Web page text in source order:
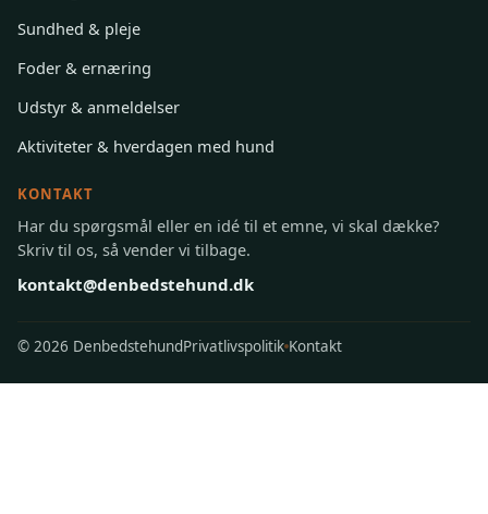
Træning & adfærd
Sundhed & pleje
Foder & ernæring
Udstyr & anmeldelser
Aktiviteter & hverdagen med hund
KONTAKT
Har du spørgsmål eller en idé til et emne, vi skal dække?
Skriv til os, så vender vi tilbage.
©2026 DenbedstehundPrivatlivspolitik Kontakt